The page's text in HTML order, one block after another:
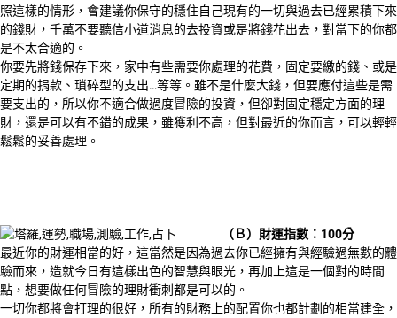
照這樣的情形，會建議你保守的穩住自己現有的一切與過去已經累積下來
的錢財，千萬不要聽信小道消息的去投資或是將錢花出去，對當下的你都
是不太合適的。
你要先將錢保存下來，家中有些需要你處理的花費，固定要繳的錢、或是
定期的捐款、瑣碎型的支出…等等。雖不是什麼大錢，但要應付這些是需
要支出的，所以你不適合做過度冒險的投資，但卻對固定穩定方面的理
財，還是可以有不錯的成果，雖獲利不高，但對最近的你而言，可以輕輕
鬆鬆的妥善處理。
（Ｂ） 財運指數：100分
最近你的財運相當的好，這當然是因為過去你已經擁有與經驗過無數的體
驗而來，造就今日有這樣出色的智慧與眼光，再加上這是一個對的時間
點，想要做任何冒險的理財衝刺都是可以的。
一切你都將會打理的很好，所有的財務上的配置你也都計劃的相當建全，